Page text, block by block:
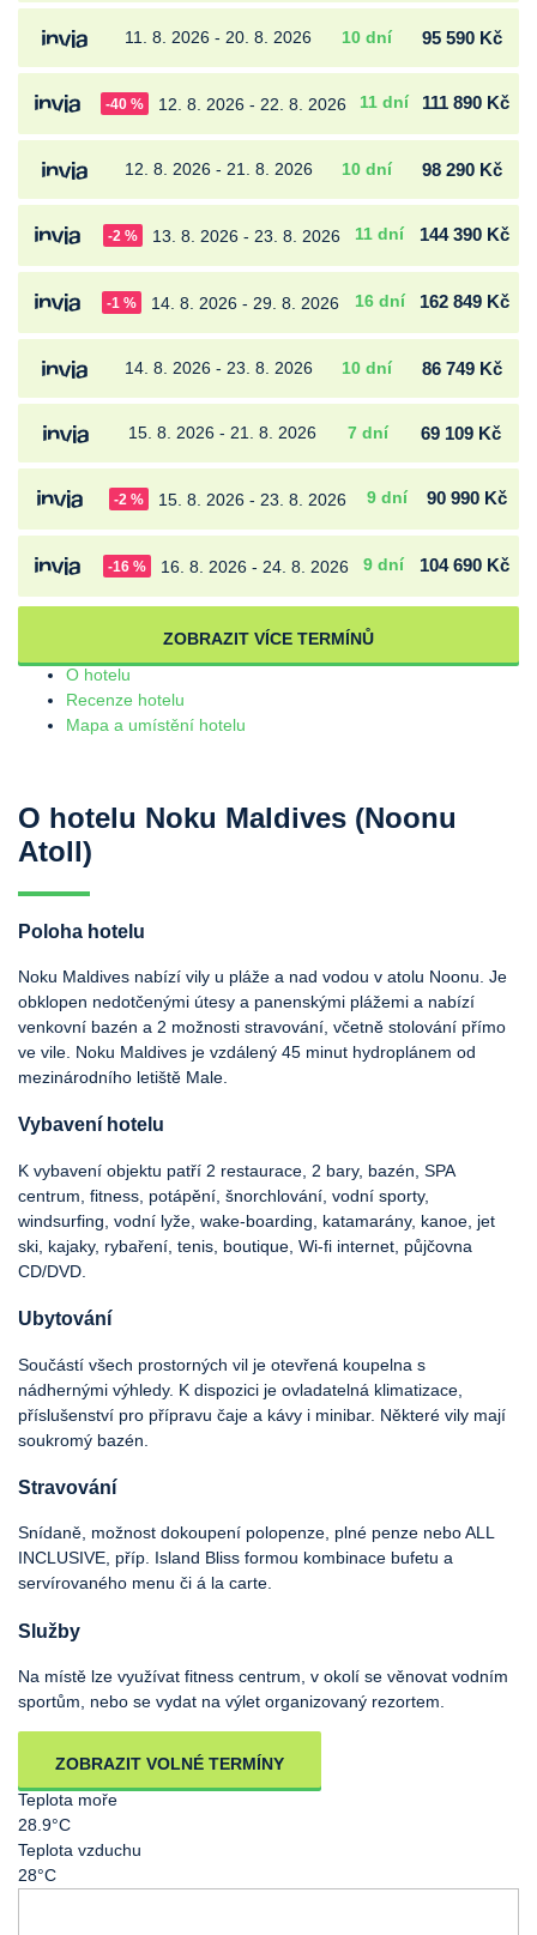
11. 8. 2026 - 20. 8. 2026 10 dní 95 590 Kč
-40 % 12. 8. 2026 - 22. 8. 2026 11 dní 111 890 Kč
12. 8. 2026 - 21. 8. 2026 10 dní 98 290 Kč
-2 % 13. 8. 2026 - 23. 8. 2026 11 dní 144 390 Kč
-1 % 14. 8. 2026 - 29. 8. 2026 16 dní 162 849 Kč
14. 8. 2026 - 23. 8. 2026 10 dní 86 749 Kč
15. 8. 2026 - 21. 8. 2026 7 dní 69 109 Kč
-2 % 15. 8. 2026 - 23. 8. 2026 9 dní 90 990 Kč
-16 % 16. 8. 2026 - 24. 8. 2026 9 dní 104 690 Kč
ZOBRAZIT VÍCE TERMÍNŮ
O hotelu
Recenze hotelu
Mapa a umístění hotelu
O hotelu Noku Maldives (Noonu
Atoll)
Poloha hotelu
Noku Maldives nabízí vily u pláže a nad vodou v atolu Noonu. Je
obklopen nedotčenými útesy a panenskými plážemi a nabízí
venkovní bazén a 2 možnosti stravování, včetně stolování přímo
ve vile. Noku Maldives je vzdálený 45 minut hydroplánem od
mezinárodního letiště Male.
Vybavení hotelu
K vybavení objektu patří 2 restaurace, 2 bary, bazén, SPA
centrum, fitness, potápění, šnorchlování, vodní sporty,
windsurfing, vodní lyže, wake-boarding, katamarány, kanoe, jet
ski, kajaky, rybaření, tenis, boutique, Wi-fi internet, půjčovna
CD/DVD.
Ubytování
Součástí všech prostorných vil je otevřená koupelna s
nádhernými výhledy. K dispozici je ovladatelná klimatizace,
příslušenství pro přípravu čaje a kávy i minibar. Některé vily mají
soukromý bazén.
Stravování
Snídaně, možnost dokoupení polopenze, plné penze nebo ALL
INCLUSIVE, příp. Island Bliss formou kombinace bufetu a
servírovaného menu či á la carte.
Služby
Na místě lze využívat fitness centrum, v okolí se věnovat vodním
sportům, nebo se vydat na výlet organizovaný rezortem.
ZOBRAZIT VOLNÉ TERMÍNY
Teplota moře
28.9°C
Teplota vzduchu
28°C